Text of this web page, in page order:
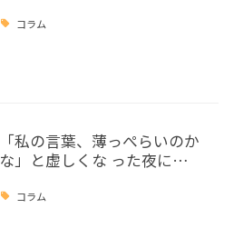
コラム
「私の言葉、薄っぺらいのか
な」と虚しくな った夜に…
コラム